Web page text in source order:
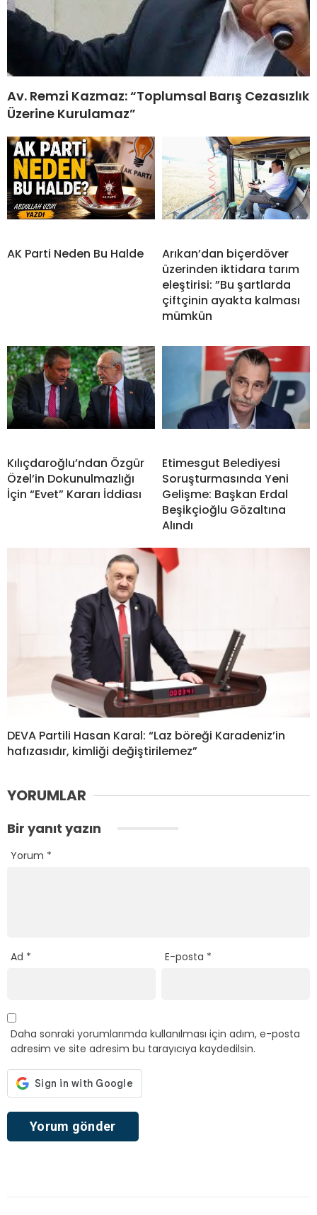
Av. Remzi Kazmaz: “Toplumsal Barış Cezasızlık
Üzerine Kurulamaz”
AK Parti Neden Bu Halde
Arıkan’dan biçerdöver
üzerinden iktidara tarım
eleştirisi: ”Bu şartlarda
çiftçinin ayakta kalması
mümkün
Kılıçdaroğlu’ndan Özgür
Özel’in Dokunulmazlığı
İçin “Evet” Kararı İddiası
Etimesgut Belediyesi
Soruşturmasında Yeni
Gelişme: Başkan Erdal
Beşikçioğlu Gözaltına
Alındı
DEVA Partili Hasan Karal: “Laz böreği Karadeniz’in
hafızasıdır, kimliği değiştirilemez”
YORUMLAR
Bir yanıt yazın
Yorum *
Ad * E-posta *
Daha sonraki yorumlarımda kullanılması için adım, e-posta
adresim ve site adresim bu tarayıcıya kaydedilsin.